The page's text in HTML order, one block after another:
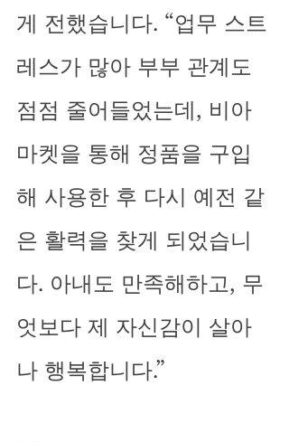
게 전했습니다. “업무 스트
레스가 많아 부부 관계도
점점 줄어들었는데, 비아
마켓을 통해 정품을 구입
해 사용한 후 다시 예전 같
은 활력을 찾게 되었습니
다. 아내도 만족해하고, 무
엇보다 제 자신감이 살아
나 행복합니다.”